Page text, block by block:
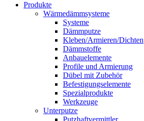
Produkte
Wärmedämmsysteme
Systeme
Dämmputze
Kleben/Armieren/Dichten
Dämmstoffe
Anbauelemente
Profile und Armierung
Dübel mit Zubehör
Befestigungselemente
Spezialprodukte
Werkzeuge
Unterputze